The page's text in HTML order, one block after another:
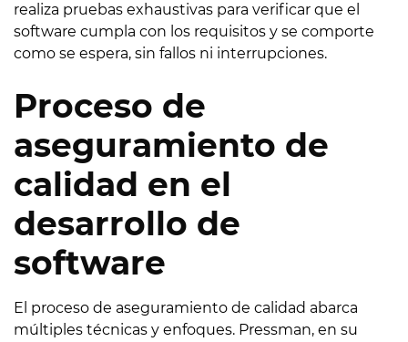
realiza pruebas exhaustivas para verificar que el
software cumpla con los requisitos y se comporte
como se espera, sin fallos ni interrupciones.
Proceso de
aseguramiento de
calidad en el
desarrollo de
software
El proceso de aseguramiento de calidad abarca
múltiples técnicas y enfoques. Pressman, en su